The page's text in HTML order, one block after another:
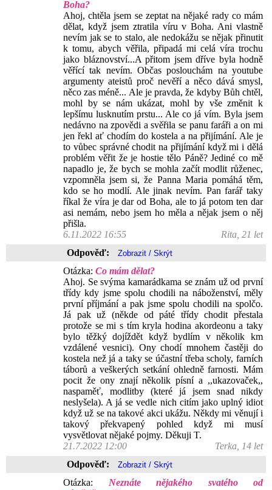
Boha?
Ahoj, chtěla jsem se zeptat na nějaké rady co mám
dělat, když jsem ztratila víru v Boha. Ani vlastně
nevím jak se to stalo, ale nedokážu se nějak přinutit
k tomu, abych věřila, připadá mi celá víra trochu
jako bláznovství...A přitom jsem dříve byla hodně
věřící tak nevím. Občas poslouchám na youtube
argumenty ateistů proč nevěří a něco dává smysl,
něco zas méně... Ale je pravda, že kdyby Bůh chtěl,
mohl by se nám ukázat, mohl by vše změnit k
lepšímu lusknutím prstu... Ale co já vím. Byla jsem
nedávno na zpovědi a svěřila se panu faráři a on mi
jen řekl ať chodím do kostela a na přijímání. Ale je
to vůbec správné chodit na přijímání když mi i dělá
problém věřit že je hostie tělo Páně? Jediné co mě
napadlo je, že bych se mohla začít modlit růženec,
vzpomněla jsem si, že Panna Maria pomáhá těm,
kdo se ho modlí. Ale jinak nevím. Pan farář taky
říkal že víra je dar od Boha, ale to já potom ten dar
asi nemám, nebo jsem ho měla a nějak jsem o něj
přišla.
6.11.2022 16:55
Rita, 21 let
Odpověď:
Otázka: Co mám dělat?
Ahoj. Se svýma kamarádkama se znám už od první
třídy kdy jsme spolu chodili na náboženství, měly
první příjmání a pak jsme spolu chodili na spolčo.
Já pak už (někde od páté třídy chodit přestala
protože se mi s tím kryla hodina akordeonu a taky
bylo těžký dojíždět když bydlím v několik km
vzdálené vesnici). Ony chodí mnohem častěji do
kostela než já a taky se účastní třeba scholy, farních
táborů a veškerých setkání ohledně farnosti. Mám
pocit že ony znají několik písní a ,,ukazovaček,,
naspaměť, modlitby (které já jsem snad nikdy
neslyšela). A já se vedle nich citím jako uplný idiot
když už se na takové akci ukážu. Někdy mi věnují i
takový překvapený pohled když mi musí
vysvětlovat nějaké pojmy. Děkuji T.
21.7.2022 12:00
Terka, 14 let
Odpověď:
Otázka: Neznáte nějakého svatého od